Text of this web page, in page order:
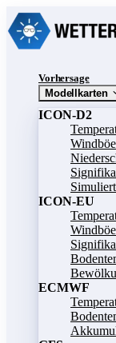
Vorhersage
Modellkarten
ICON-D2
ICON-EU
ECMWF